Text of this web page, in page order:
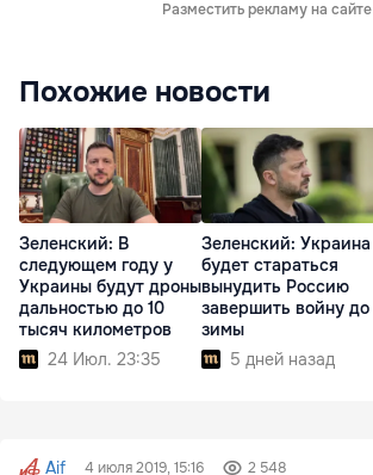
Разместить рекламу на сайте
Похожие новости
Зеленский: В
следующем году у
Украины будут дроны
дальностью до 10
тысяч километров
24 Июл. 23:35
Зеленский: Украина
будет стараться
вынудить Россию
завершить войну до
зимы
5 дней назад
Aif 4 июля 2019, 15:16 2 548